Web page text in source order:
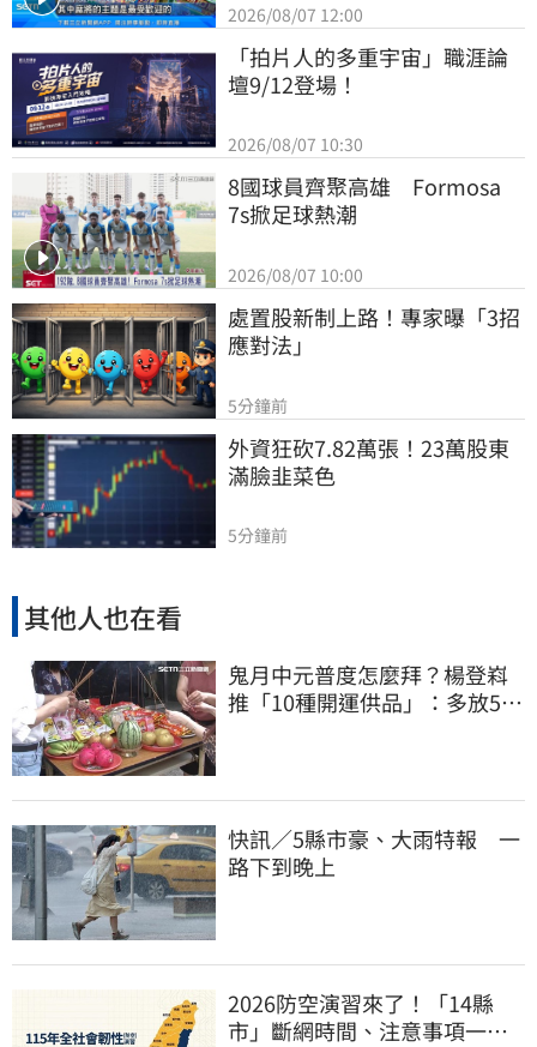
2026/08/07 12:00
「拍片人的多重宇宙」職涯論
壇9/12登場！
2026/08/07 10:30
8國球員齊聚高雄　Formosa
7s掀足球熱潮
2026/08/07 10:00
處置股新制上路！專家曝「3招
應對法」
5分鐘前
外資狂砍7.82萬張！23萬股東
滿臉韭菜色
5分鐘前
其他人也在看
鬼月中元普度怎麼拜？楊登嵙
推「10種開運供品」：多放5顆
快訊／5縣市豪、大雨特報 一
路下到晚上
2026防空演習來了！「14縣
市」斷網時間、注意事項一次